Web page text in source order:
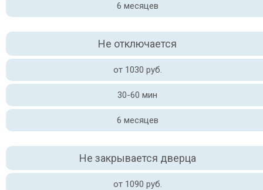
6 месяцев
Не отключается
от 1030 руб.
30-60 мин
6 месяцев
Не закрывается дверца
от 1090 руб.